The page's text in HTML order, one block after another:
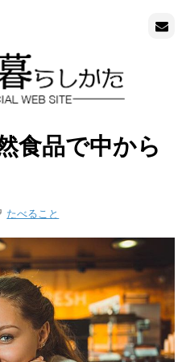
食品で中から
たべること